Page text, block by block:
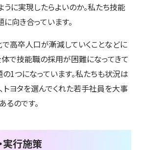
うに実現したらよいのか。私たち技能
向き合っています。
で高卒人口が漸減していくことなどに
体で技能職の採用が困難になってきて
1つになっています。私たちも状況は
トヨタを選んでくれた若手社員を大事
のです。
実行施策